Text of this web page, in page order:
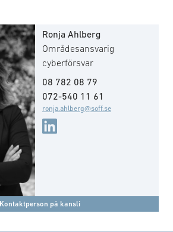
Ronja Ahlberg
Områdesansvarig
cyberförsvar
08 782 08 79
072-540 11 61
ronja.ahlberg@soff.se
Kontaktperson på kansli